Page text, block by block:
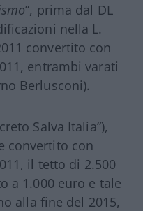
”, prima dal DL
nella L.
convertito con
entrambi varati
Berlusconi).
Salva Italia”),
convertito con
il tetto di 2.500
a 1.000 euro e tale
alla fine del 2015,